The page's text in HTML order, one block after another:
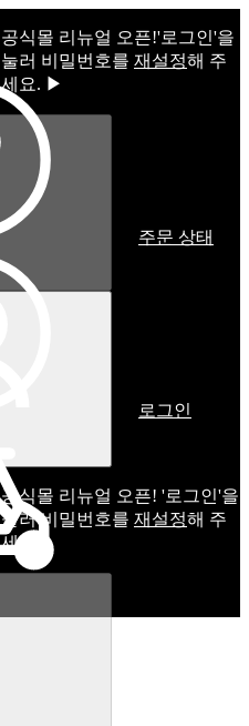
공식몰 리뉴얼 오픈!ㅤ'로그인'을
눌러 비밀번호를 재설정해 주
세요. ▶
공식몰 리뉴얼 오픈! '로그인'을
눌러 비밀번호를 재설정해 주
세요.
주문 상태
로그인